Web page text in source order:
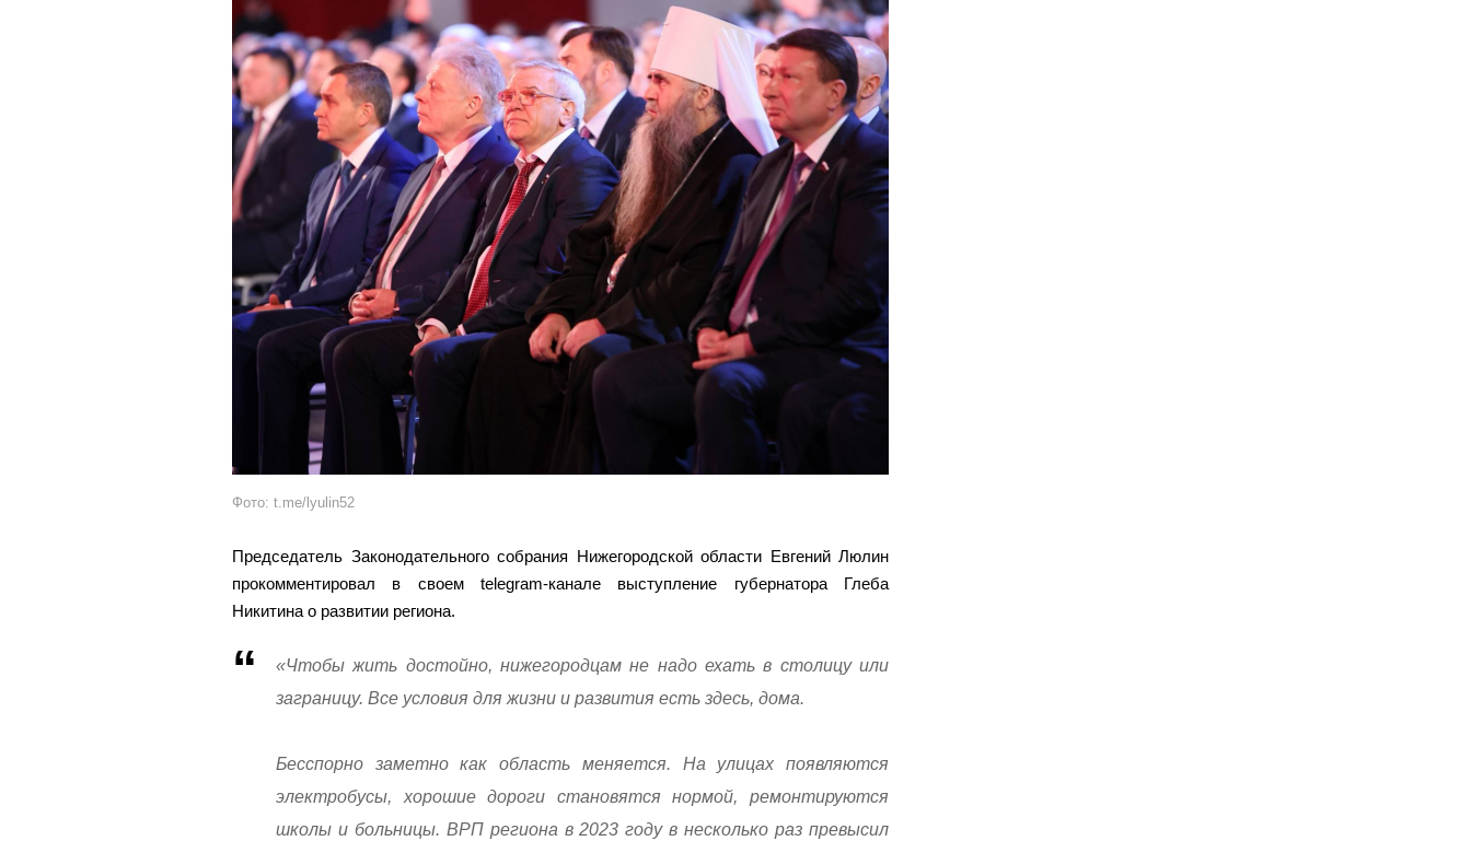
Фото: t.me/lyulin52
Председатель Законодательного собрания Нижегородской области Евгений Люлин
прокомментировал в своем telegram-канале выступление губернатора Глеба
Никитина о развитии региона.
«Чтобы жить достойно, нижегородцам не надо ехать в столицу или
заграницу. Все условия для жизни и развития есть здесь, дома.
Бесспорно заметно как область меняется. На улицах появляются
электробусы, хорошие дороги становятся нормой, ремонтируются
школы и больницы. ВРП региона в 2023 году в несколько раз превысил